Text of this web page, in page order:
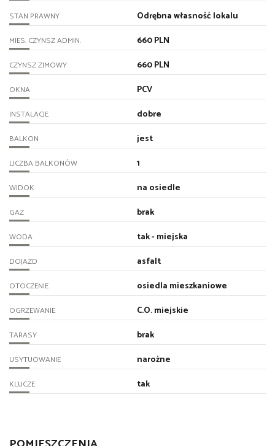
STAN PRAWNY Odrębna własność lokalu
MIES. CZYNSZ ADMIN. 660 PLN
CZYNSZ ZIMOWY 660 PLN
OKNA PCV
INSTALACJE dobre
BALKON jest
LICZBA BALKONÓW 1
WIDOK na osiedle
GAZ brak
WODA tak - miejska
DOJAZD asfalt
OTOCZENIE osiedla mieszkaniowe
OGRZEWANIE C.O. miejskie
TARASY brak
USYTUOWANIE narożne
KLUCZE tak